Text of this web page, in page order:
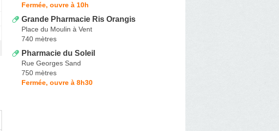
Fermée, ouvre à 10h
Grande Pharmacie Ris Orangis
Place du Moulin à Vent
740 mètres
Pharmacie du Soleil
Rue Georges Sand
750 mètres
Fermée, ouvre à 8h30